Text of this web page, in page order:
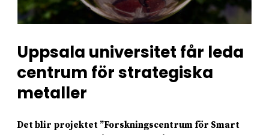
Uppsala universitet får leda
centrum för strategiska
metaller
Det blir projektet ”Forskningscentrum för Smart